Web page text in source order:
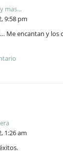
mas...
9:58 pm
Me encantan y los
1:26 am